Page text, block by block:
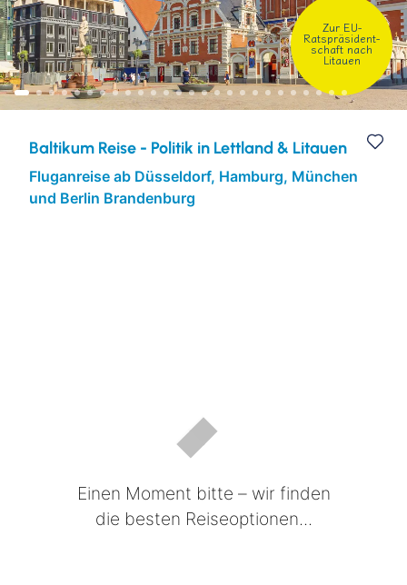
Kulturreisen
Städtereisen
Europa Zur EU-
Ratspräsident-
schaft nach
Litauen
Baltikum Reise - Politik in Lettland & Litauen
Fluganreise ab Düsseldorf, Hamburg, München
und Berlin Brandenburg
Einen Moment bitte – wir finden
die besten Reiseoptionen...